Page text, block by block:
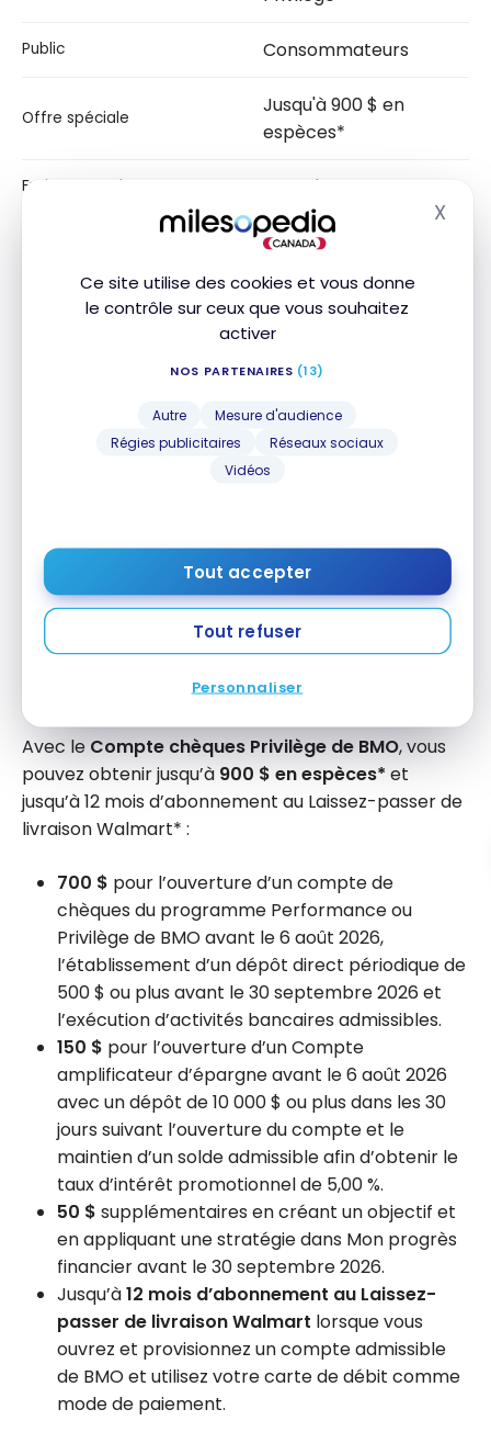
Ce site utilise des cookies et vous donne
le contrôle sur ceux que vous souhaitez
activer
NOS PARTENAIRES (13)
Autre
Mesure d'audience
Régies publicitaires
Réseaux sociaux
Vidéos
Tout accepter
Tout refuser
Personnaliser
X
Public Consommateurs
Offre spéciale
Jusqu'à 900 $ en
espèces*
Frais mensuels 30,95 $
Frais mensuels annulés
(Montant minimum)
6 000 $
sans frais mensuels
de 6 000 $*
Transactions illimitées
Relevé mensuel imprimé 2 $
Rabais sur les frais annuels
de carte de crédit
150 $
Avec le Compte chèques Privilège de BMO, vous
pouvez obtenir jusqu’à 900 $ en espèces* et
jusqu’à 12 mois d’abonnement au Laissez-passer de
livraison Walmart* :
700 $ pour l’ouverture d’un compte de
chèques du programme Performance ou
Privilège de BMO avant le 6 août 2026,
l’établissement d’un dépôt direct périodique de
500 $ ou plus avant le 30 septembre 2026 et
l’exécution d’activités bancaires admissibles.
150 $ pour l’ouverture d’un Compte
amplificateur d’épargne avant le 6 août 2026
avec un dépôt de 10 000 $ ou plus dans les 30
jours suivant l’ouverture du compte et le
maintien d’un solde admissible afin d’obtenir le
taux d’intérêt promotionnel de 5,00 %.
50 $ supplémentaires en créant un objectif et
en appliquant une stratégie dans Mon progrès
financier avant le 30 septembre 2026.
Jusqu’à12 mois d’abonnement au Laissez-
passer de livraison Walmart lorsque vous
ouvrez et provisionnez un compte admissible
de BMO et utilisez votre carte de débit comme
mode de paiement.